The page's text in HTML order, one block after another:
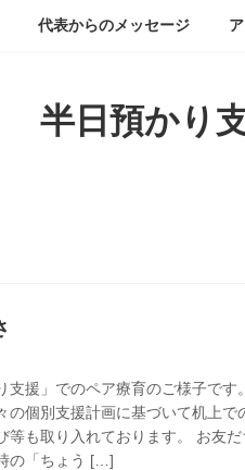
代表からのメッセージ
半日預かり
支援」でのペア療育のご様子です
の個別支援計画に基づいて机上で
等も取り入れております。 お友だ
の「ちょう […]